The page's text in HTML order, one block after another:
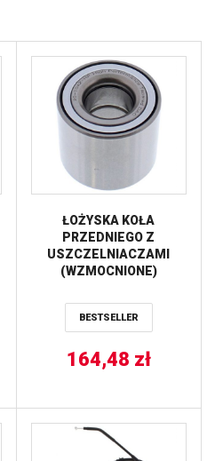
ŁOŻYSKA KOŁA
PRZEDNIEGO Z
USZCZELNIACZAMI
(WZMOCNIONE)
’05-’16, Mule SX ’17-’21 /
TYŁ KAWASAKI KVF 650
Mule 3000/3010 ’01-’08,
Mule 4000 ’09-’21, Mule
750 ’08-’13 ALL BALLS
BESTSELLER
164,48 zł